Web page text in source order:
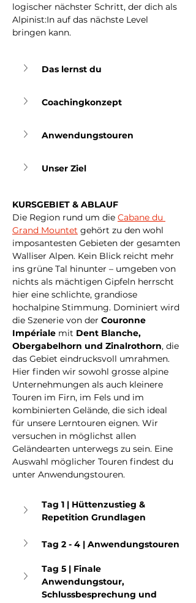
logischer nächster Schritt, der dich als
Alpinist:In auf das nächste Level
bringen kann.
Das lernst du
Coachingkonzept
Anwendungstouren
Unser Ziel
KURSGEBIET & ABLAUF
Die Region rund um die Cabane du
Grand Mountet gehört zu den wohl
imposantesten Gebieten der gesamten
Walliser Alpen. Kein Blick reicht mehr
ins grüne Tal hinunter – umgeben von
nichts als mächtigen Gipfeln herrscht
hier eine schlichte, grandiose
hochalpine Stimmung. Dominiert wird
die Szenerie von der Couronne
Impériale mit Dent Blanche,
Obergabelhorn und Zinalrothorn, die
das Gebiet eindrucksvoll umrahmen.
Hier finden wir sowohl grosse alpine
Unternehmungen als auch kleinere
Touren im Firn, im Fels und im
kombinierten Gelände, die sich ideal
für unsere Lerntouren eignen. Wir
versuchen in möglichst allen
Geländearten unterwegs zu sein. Eine
Auswahl möglicher Touren findest du
unter Anwendungstouren.
Tag 1 | Hüttenzustieg &
Repetition Grundlagen
Tag 2 - 4 | Anwendungstouren
Tag 5 | Finale
Anwendungstour,
Schlussbesprechung und